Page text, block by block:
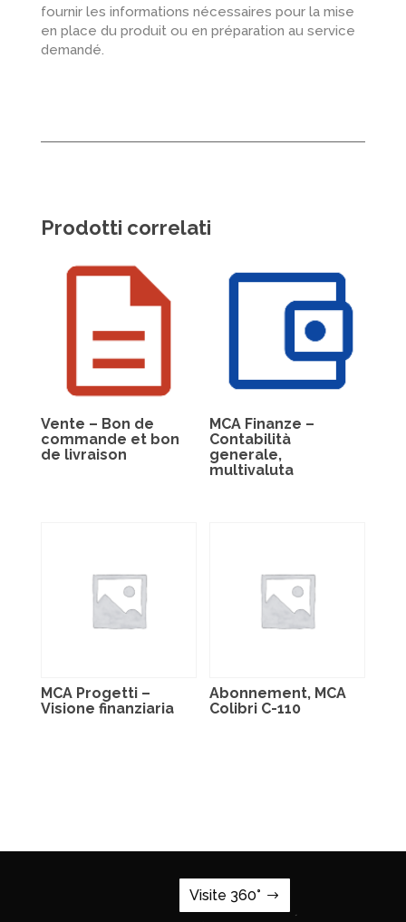
fournir les informations nécessaires pour la mise
en place du produit ou en préparation au service
demandé.
Prodotti correlati
Vente – Bon de
commande et bon
de livraison
MCA Finanze –
Contabilità
generale,
multivaluta
MCA Progetti –
Visione finanziaria
Abonnement, MCA
Colibri C-110
Visite 360°